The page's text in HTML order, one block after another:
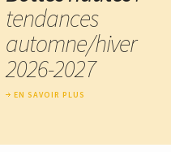
tendances
automne/hiver
2026-2027
EN SAVOIR PLUS